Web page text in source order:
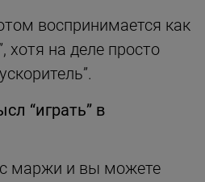
воспринимается как
хотя на деле просто
“играть” в
маржи и вы можете